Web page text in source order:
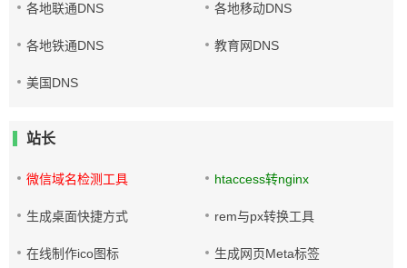
各地联通DNS 各地移动DNS
各地铁通DNS 教育网DNS
美国DNS
站长
微信域名检测工具 htaccess转nginx
生成桌面快捷方式 rem与px转换工具
在线制作ico图标 生成网页Meta标签